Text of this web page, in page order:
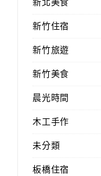
新北美食
新竹住宿
新竹旅遊
新竹美食
晨光時間
木工手作
未分類
板橋住宿